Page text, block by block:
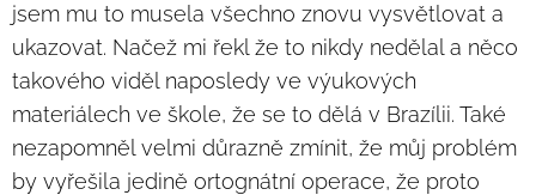
jsem mu to musela všechno znovu vysvětlovat a
ukazovat. Načež mi řekl že to nikdy nedělal a něco
takového viděl naposledy ve výukových
materiálech ve škole, že se to dělá v Brazílii. Také
nezapomněl velmi důrazně zmínit, že můj problém
by vyřešila jedině ortognátní operace, že proto